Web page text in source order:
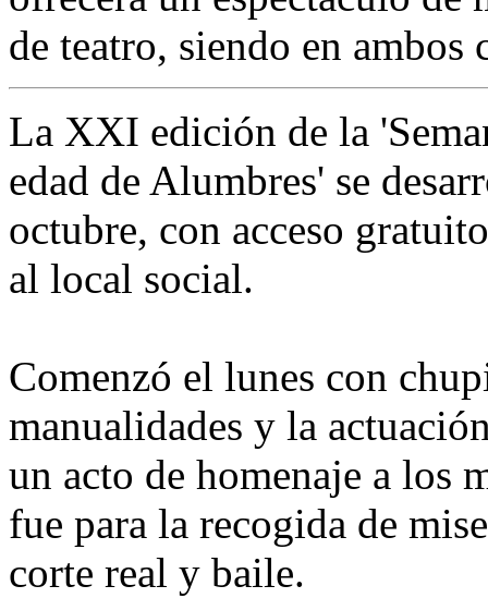
de teatro, siendo en ambos
La XXI edición de la
edad de Alumbres' se
octubre, con acceso
al local social.
Comenzó el lunes con
manualidades y la
un acto de homenaje a los
fue para la recogida de
corte real y baile.